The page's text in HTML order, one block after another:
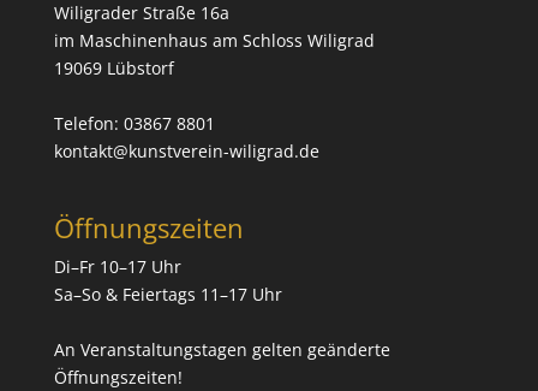
Wiligrader Straße 16a
im Maschinenhaus am Schloss Wiligrad
19069 Lübstorf
Telefon: 03867 8801
kontakt@kunstverein-wiligrad.de
Öffnungszeiten
Di–Fr 10–17 Uhr
Sa–So & Feiertags 11–17 Uhr
An Veranstaltungstagen gelten geänderte
Öffnungszeiten!